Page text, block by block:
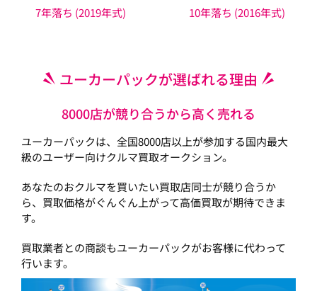
7年落ち (2019年式)
10年落ち (2016年式)
ユーカーパックが選ばれる理由
8000店が競り合うから高く売れる
ユーカーパックは、全国8000店以上が参加する国内最大
級のユーザー向けクルマ買取オークション。
あなたのおクルマを買いたい買取店同士が競り合うか
ら、買取価格がぐんぐん上がって高価買取が期待できま
す。
買取業者との商談もユーカーパックがお客様に代わって
行います。